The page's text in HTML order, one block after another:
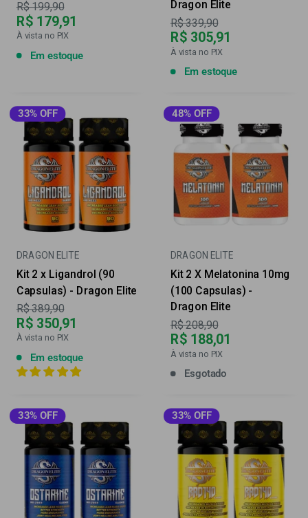
Preço
R$ 199,90
R$ 179,91
À vista no PIX
Em estoque
Dragon Elite
Preço
R$ 339,90
R$ 305,91
À vista no PIX
Em estoque
33% OFF
DRAGON ELITE
Kit 2 x Ligandrol (90
Capsulas) - Dragon Elite
Preço
R$ 389,90
R$ 350,91
À vista no PIX
Em estoque
48% OFF
DRAGON ELITE
Kit 2 X Melatonina 10mg
(100 Capsulas) -
Dragon Elite
Preço
R$ 208,90
R$ 188,01
À vista no PIX
Esgotado
33% OFF 33% OFF